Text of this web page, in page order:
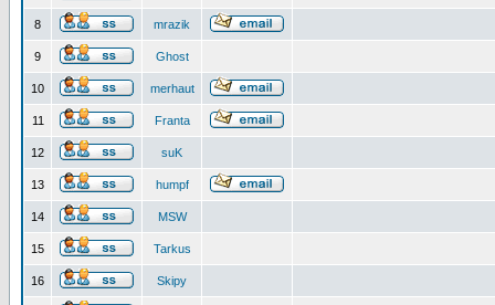
8 mrazik
9 Ghost
10 merhaut
11 Franta
12 suK
13 humpf
14 MSW
15 Tarkus
16 Skipy